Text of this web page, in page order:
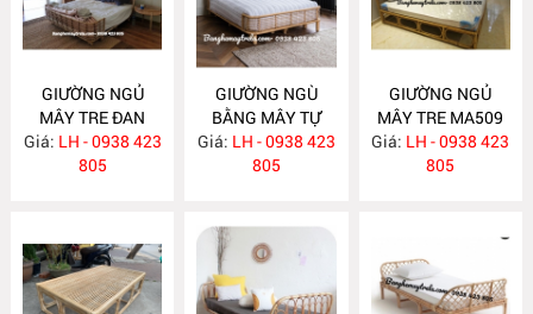
GIƯỜNG NGỦ
MÂY TRE ĐAN
MA511
Giá: LH - 0938 423
805
GIƯỜNG NGÙ
BẰNG MÂY TỰ
NHIÊN MA510
Giá: LH - 0938 423
805
GIƯỜNG NGỦ
MÂY TRE MA509
Giá: LH - 0938 423
805